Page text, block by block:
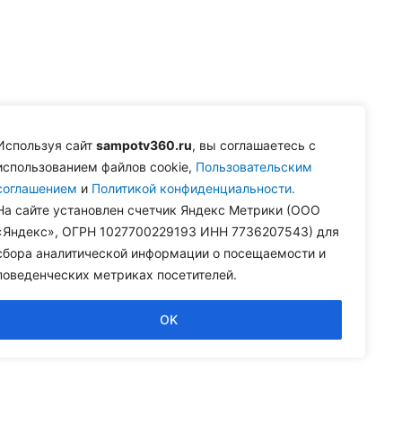
сайт sampotv360.ru, вы соглашаетесь с
файлов cookie, Пользовательским
и Политикой конфиденциальности.
сайте установлен счетчик Яндекс Метрики (ООО
ОГРН 1027700229193 ИНН 7736207543) для
аналитической информации о посещаемости и
метриках посетителей.
OK